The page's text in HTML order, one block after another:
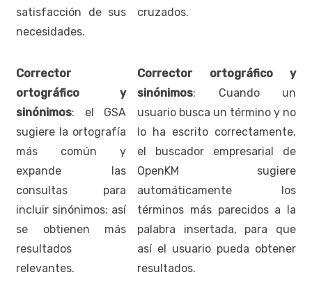
satisfacción de sus
necesidades.
cruzados.
Corrector
ortográfico y
sinónimos: el GSA
sugiere la ortografía
más común y
expande las
consultas para
incluir sinónimos; así
se obtienen más
resultados
relevantes.
Corrector ortográfico y
sinónimos: Cuando un
usuario busca un término y no
lo ha escrito correctamente,
el buscador empresarial de
OpenKM sugiere
automáticamente los
términos más parecidos a la
palabra insertada, para que
así el usuario pueda obtener
resultados.